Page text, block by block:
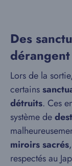
Des
dérangent
Lors de la
certains
détruits. Ces
système de
miroirs sacrés
respectés au